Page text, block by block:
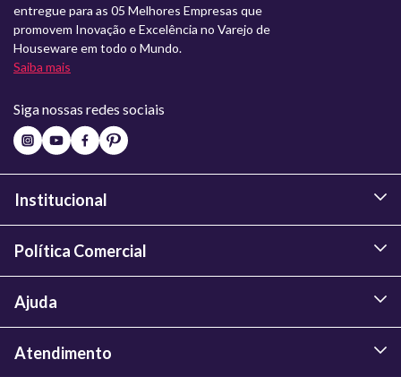
entregue para as 05 Melhores Empresas que
promovem Inovação e Excelência no Varejo de
Houseware em todo o Mundo.
Saiba mais
Siga nossas redes sociais
Institucional
Política Comercial
Ajuda
Atendimento